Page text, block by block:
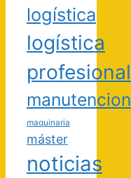
logística
logística
profesional
manutencion
maquinaria
máster
noticias